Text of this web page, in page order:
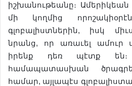
իշխանութեանը։ Ամերիկեան
մի կողմից
գլոբալիստներին, իսկ
նրանց, որ առաւել ամուր
իրենք դեռ պէտք
համապատասխան
համար, այլապէս